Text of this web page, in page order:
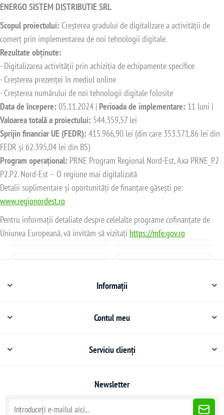
ENERGO SISTEM DISTRIBUTIE SRL
Scopul proiectului: Creșterea gradului de digitalizare a activității de
comerț prin implementarea de noi tehnologii digitale.
Rezultate obținute:
- Digitalizarea activității prin achiziția de echipamente specifice
- Creșterea prezenței în mediul online
- Creșterea numărului de noi tehnologii digitale folosite
Data de începere: 05.11.2024 | Perioada de implementare: 11 luni |
Valoarea totală a proiectului: 544.359,57 lei
Sprijin financiar UE (FEDR): 415.966,90 lei (din care 353.571,86 lei din
FEDR și 62.395,04 lei din BS)
Program operațional: PRNE Program Regional Nord-Est, Axa PRNE_P2
P2.P2. Nord-Est – O regiune mai digitalizată
Detalii suplimentare și oportunități de finanțare găsești pe:
www.regionordest.ro
Pentru informații detaliate despre celelalte programe cofinanțate de
Uniunea Europeană, vă invităm să vizitați https://mfe.gov.ro
Informații
Contul meu
Serviciu clienți
Newsletter